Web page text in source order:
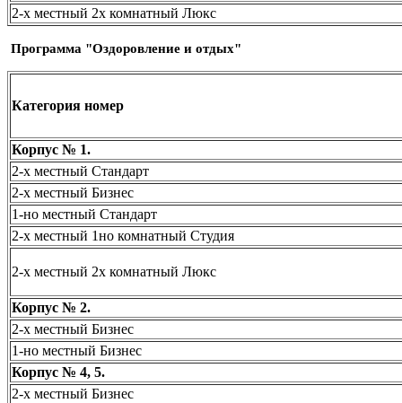
2-х местный 2х комнатный Люкс
Программа "Оздоровление и отдых"
Категория номер
Корпус № 1.
2-х местный Стандарт
2-х местный Бизнес
1-но местный Стандарт
2-х местный 1но комнатный Студия
2-х местный 2х комнатный Люкс
Корпус № 2.
2-х местный Бизнес
1-но местный Бизнес
Корпус № 4, 5.
2-х местный Бизнес